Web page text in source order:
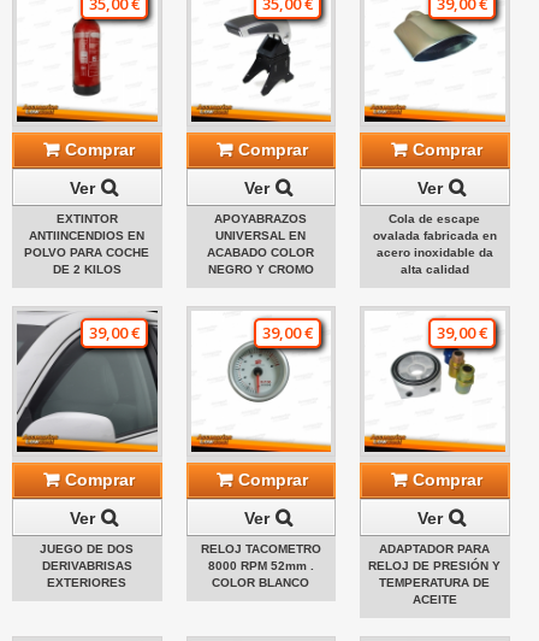
Comprar
Ver
EXTINTOR
ANTIINCENDIOS EN
POLVO PARA COCHE
DE 2 KILOS
Comprar
Ver
APOYABRAZOS
UNIVERSAL EN
ACABADO COLOR
NEGRO Y CROMO
Comprar
Ver
Cola de escape
ovalada fabricada en
acero inoxidable da
alta calidad
39,00 €
Comprar
Ver
JUEGO DE DOS
DERIVABRISAS
EXTERIORES
39,00 €
Comprar
Ver
RELOJ TACOMETRO
8000 RPM 52mm .
COLOR BLANCO
39,00 €
Comprar
Ver
ADAPTADOR PARA
RELOJ DE PRESIÓN Y
TEMPERATURA DE
ACEITE